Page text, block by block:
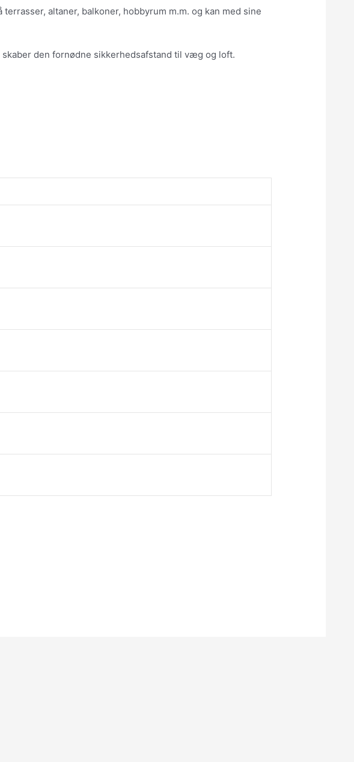
altaner, balkoner, hobbyrum m.m. og kan med sine
den fornødne sikkerhedsafstand til væg og loft.